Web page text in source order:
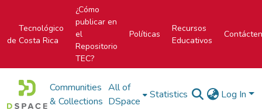
Tecnológico
de Costa Rica
¿Cómo
publicar en
el
Repositorio
TEC?
Políticas
Recursos
Educativos
Communities
& Collections
All of
DSpace
Statistics Log In